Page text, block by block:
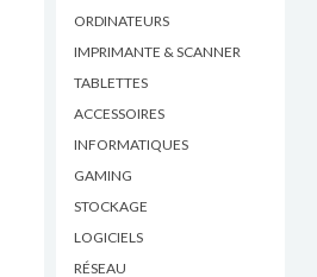
ORDINATEURS
IMPRIMANTE & SCANNER
TABLETTES
ACCESSOIRES
INFORMATIQUES
GAMING
STOCKAGE
LOGICIELS
RÉSEAU